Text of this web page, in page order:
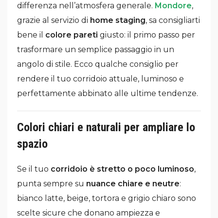
differenza nell’atmosfera generale. Mondore,
grazie al servizio di home staging, sa consigliarti
bene il colore pareti giusto: il primo passo per
trasformare un semplice passaggio in un
angolo di stile. Ecco qualche consiglio per
rendere il tuo corridoio attuale, luminoso e
perfettamente abbinato alle ultime tendenze.
Colori chiari e naturali per ampliare lo
spazio
Se il tuo corridoio è stretto o poco luminoso,
punta sempre su nuance chiare e neutre:
bianco latte, beige, tortora e grigio chiaro sono
scelte sicure che donano ampiezza e